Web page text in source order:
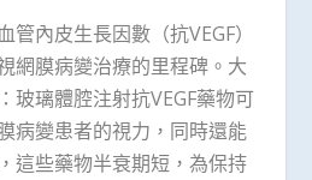
內皮生長因數（抗VEGF）
網膜病變治療的里程碑。大
玻璃體腔注射抗VEGF藥物可
病變患者的視力，同時還能
這些藥物半衰期短，為保持